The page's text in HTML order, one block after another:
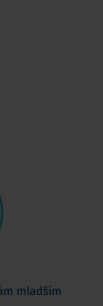
mladším